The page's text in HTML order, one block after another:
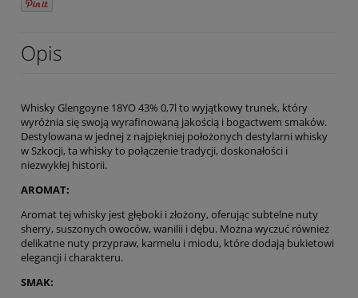
Opis
Whisky Glengoyne 18YO 43% 0,7l to wyjątkowy trunek, który
wyróżnia się swoją wyrafinowaną jakością i bogactwem smaków.
Destylowana w jednej z najpiękniej położonych destylarni whisky
w Szkocji, ta whisky to połączenie tradycji, doskonałości i
niezwykłej historii.
AROMAT:
Aromat tej whisky jest głęboki i złożony, oferując subtelne nuty
sherry, suszonych owoców, wanilii i dębu. Można wyczuć również
delikatne nuty przypraw, karmelu i miodu, które dodają bukietowi
elegancji i charakteru.
SMAK: